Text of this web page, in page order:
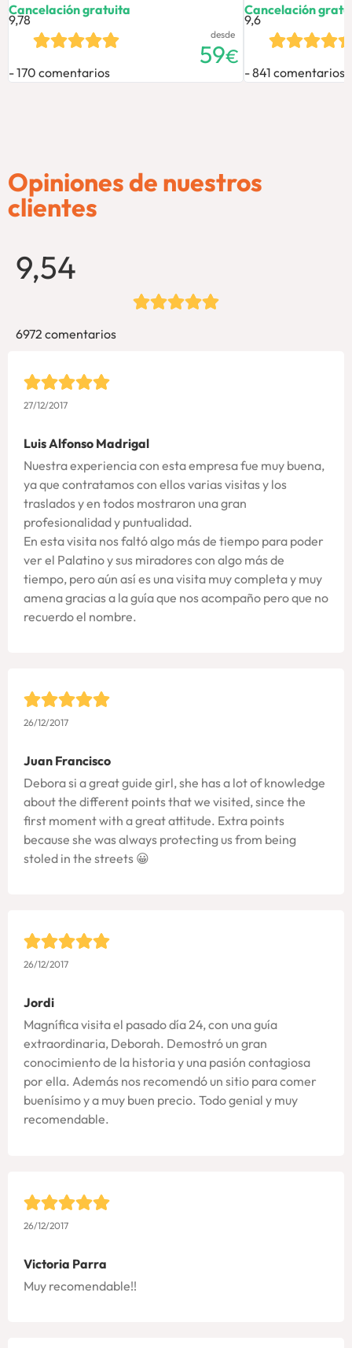
9,78
170 comentarios
desde
59€
Cancelación gratuita
9,6
841 comentarios
Cancelación
Opiniones de nuestros
clientes
9,54
6972 comentarios
27/12/2017
Luis Alfonso Madrigal
Nuestra experiencia con esta empresa fue muy buena,
ya que contratamos con ellos varias visitas y los
traslados y en todos mostraron una gran
profesionalidad y puntualidad.
En esta visita nos faltó algo más de tiempo para poder
ver el Palatino y sus miradores con algo más de
tiempo, pero aún así es una visita muy completa y muy
amena gracias a la guía que nos acompaño pero que no
recuerdo el nombre.
26/12/2017
Juan Francisco
Debora si a great guide girl, she has a lot of knowledge
about the different points that we visited, since the
first moment with a great attitude. Extra points
because she was always protecting us from being
stoled in the streets 😀
26/12/2017
Jordi
Magnífica visita el pasado día 24, con una guía
extraordinaria, Deborah. Demostró un gran
conocimiento de la historia y una pasión contagiosa
por ella. Además nos recomendó un sitio para comer
buenísimo y a muy buen precio. Todo genial y muy
recomendable.
26/12/2017
Victoria Parra
Muy recomendable!!